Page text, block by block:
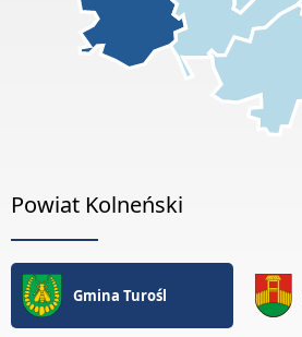
Powiat Kolneński
Gmina Turośl